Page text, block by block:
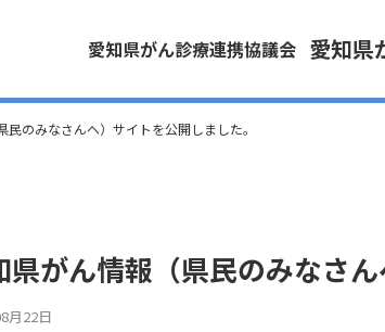
愛知県がん診療連携協議会 愛知県
民のみなさんへ）サイトを公開しました。
県がん情報（県民のみなさ
月22日